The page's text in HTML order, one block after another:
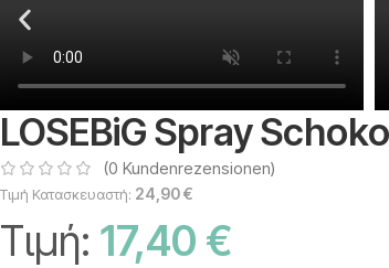
LOSEBiG Spray
(0 Kundenrezensionen)
Τιμή Κατασκευαστή: 24,90€
Τιμή: 17,40 €